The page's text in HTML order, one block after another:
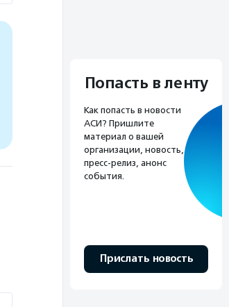
Попасть в ленту
Как попасть в новости
АСИ? Пришлите
материал о вашей
организации, новость,
пресс-релиз, анонс
события.
Прислать новость